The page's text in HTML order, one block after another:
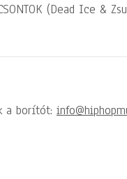
(Dead Ice &
a borítót: